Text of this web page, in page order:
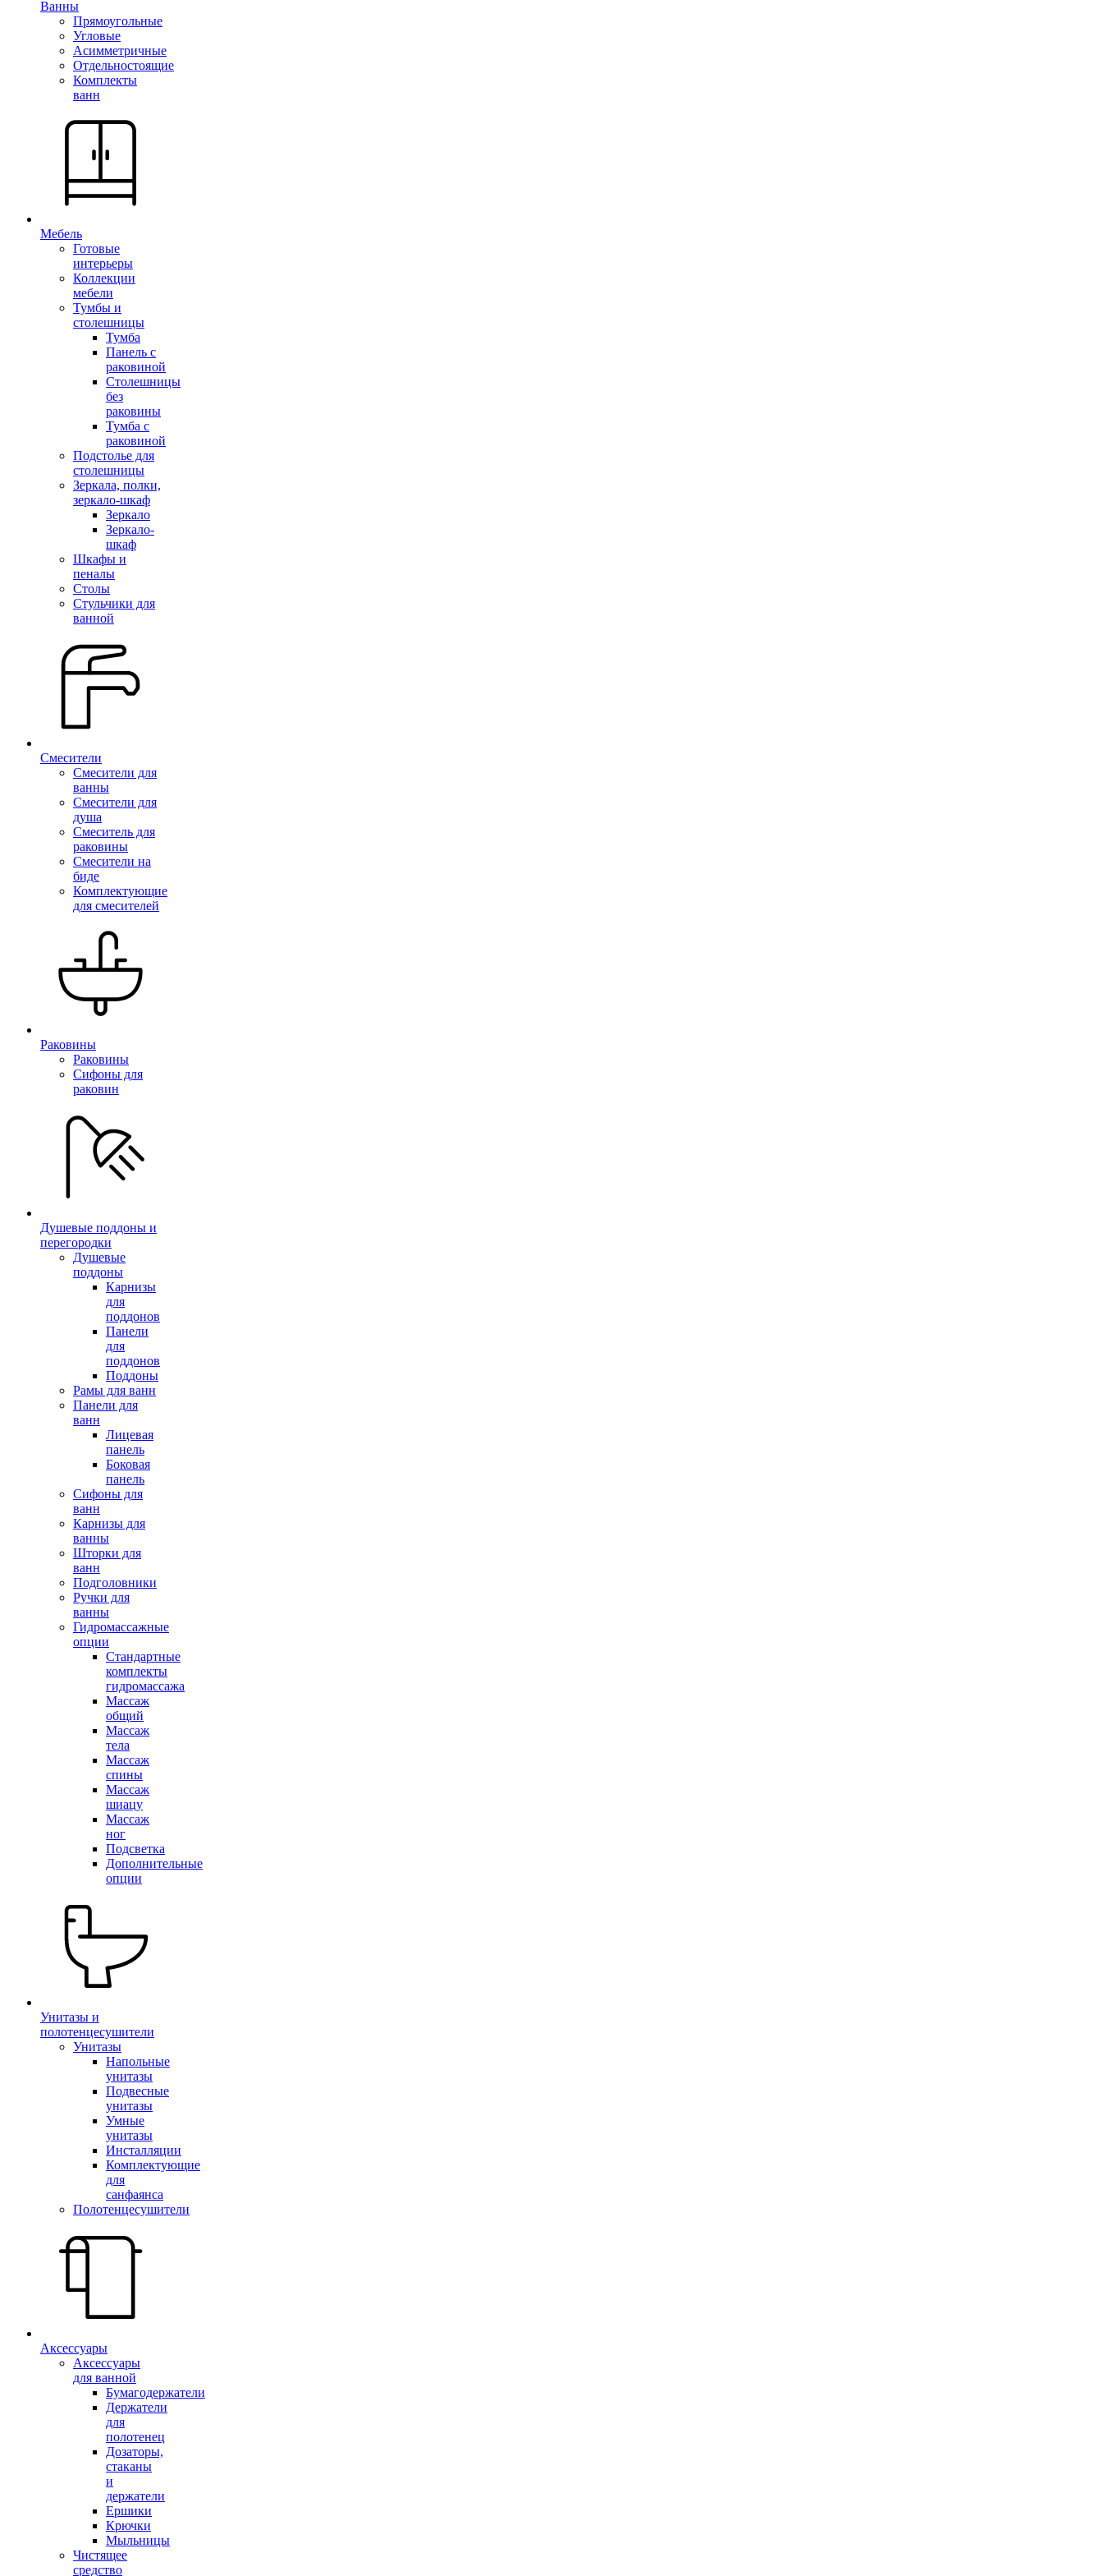
Ванны
Прямоугольные
Угловые
Асимметричные
Отдельностоящие
Комплекты
ванн
Мебель
Готовые
интерьеры
Коллекции
мебели
Тумбы и
столешницы
Тумба
Панель с
раковиной
Столешницы
без
раковины
Тумба с
раковиной
Подстолье для
столешницы
Зеркала, полки,
зеркало-шкаф
Зеркало
Зеркало-
шкаф
Шкафы и
пеналы
Столы
Стульчики для
ванной
Смесители
Смесители для
ванны
Смесители для
душа
Смеситель для
раковины
Смесители на
биде
Комплектующие
для смесителей
Раковины
Раковины
Сифоны для
раковин
Душевые поддоны и
перегородки
Душевые
поддоны
Карнизы
для
поддонов
Панели
для
поддонов
Поддоны
Рамы для ванн
Панели для
ванн
Лицевая
панель
Боковая
панель
Сифоны для
ванн
Карнизы для
ванны
Шторки для
ванн
Подголовники
Ручки для
ванны
Гидромассажные
опции
Стандартные
комплекты
гидромассажа
Массаж
общий
Массаж
тела
Массаж
спины
Массаж
шиацу
Массаж
ног
Подсветка
Дополнительные
опции
Унитазы и
полотенцесушители
Унитазы
Напольные
унитазы
Подвесные
унитазы
Умные
унитазы
Инсталляции
Комплектующие
для
санфаянса
Полотенцесушители
Аксессуары
Аксессуары
для ванной
Бумагодержатели
Держатели
для
полотенец
Дозаторы,
стаканы
и
держатели
Ершики
Крючки
Мыльницы
Чистящее
средство